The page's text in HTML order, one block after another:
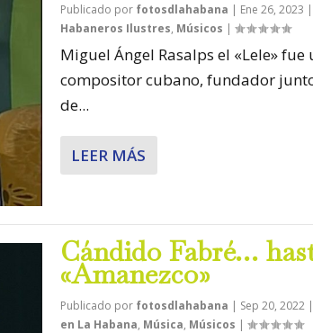
Publicado por fotosdlahabana | Ene 26, 2023 |
Habaneros Ilustres, Músicos |
Miguel Ángel Rasalps el «Lele» fue
compositor cubano, fundador
de...
LEER MÁS
Cándido Fabré…
«Amanezco»
Publicado por fotosdlahabana | Sep 20, 2022|
en La Habana, Música, Músicos |